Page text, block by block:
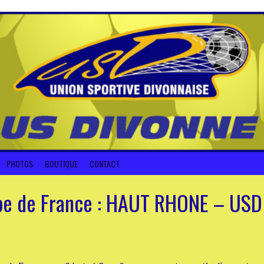
PHOTOS BOUTIQUE CONTACT
France : HAUT RHONE –